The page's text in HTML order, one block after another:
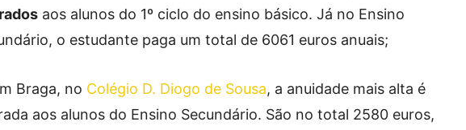
aos alunos do 1º ciclo do ensino básico. Já no Ensino
o estudante paga um total de 6061 euros anuais;
Braga, no Colégio D. Diogo de Sousa, a anuidade mais alta é
aos alunos do Ensino Secundário. São no total 2580 euros,